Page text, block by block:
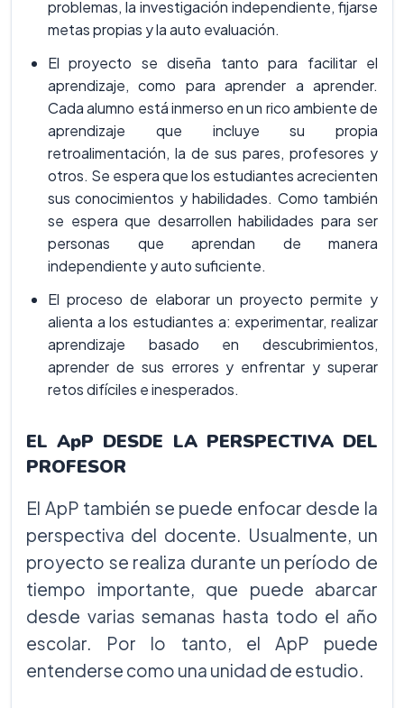
problemas, la investigación independiente, fijarse
metas propias y la auto evaluación.
El proyecto se diseña tanto para facilitar el
aprendizaje, como para aprender a aprender.
Cada alumno está inmerso en un rico ambiente de
aprendizaje que incluye su propia
retroalimentación, la de sus pares, profesores y
otros. Se espera que los estudiantes acrecienten
sus conocimientos y habilidades. Como también
se espera que desarrollen habilidades para ser
personas que aprendan de manera
independiente y auto suficiente.
El proceso de elaborar un proyecto permite y
alienta a los estudiantes a: experimentar, realizar
aprendizaje basado en descubrimientos,
aprender de sus errores y enfrentar y superar
retos difíciles e inesperados.
EL ApP DESDE LA PERSPECTIVA DEL
PROFESOR
El ApP también se puede enfocar desde la
perspectiva del docente. Usualmente, un
proyecto se realiza durante un período de
tiempo importante, que puede abarcar
desde varias semanas hasta todo el año
escolar. Por lo tanto, el ApP puede
entenderse como una unidad de estudio.